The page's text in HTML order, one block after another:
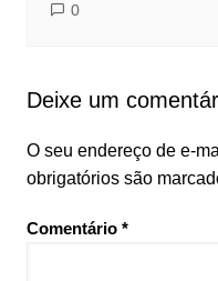
0
Deixe um
O seu endereço de e-
obrigatórios são
Comentário *